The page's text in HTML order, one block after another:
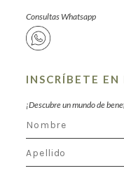
Consultas Whatsapp
INSCRÍBETE
¡Descubre un mundo de